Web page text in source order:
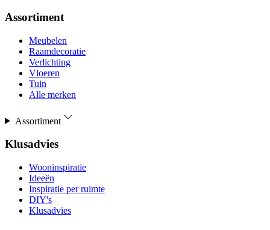
Assortiment
Meubelen
Raamdecoratie
Verlichting
Vloeren
Tuin
Alle merken
Assortiment
Klusadvies
Wooninspiratie
Ideeën
Inspiratie per ruimte
DIY's
Klusadvies